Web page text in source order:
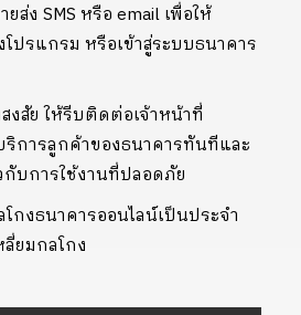
ส่ง SMS หรือ email เพื่อให้
ปรแกรม หรือเข้าสู่ระบบธนาคาร
สัย ให้รีบติดต่อเจ้าหน้าที่
การลูกค้าของธนาคารทันทีและ
บการใช้งานที่ปลอดภัย
กงธนาคารออนไลน์เป็นประจำ
ลี่ยมกลโกง